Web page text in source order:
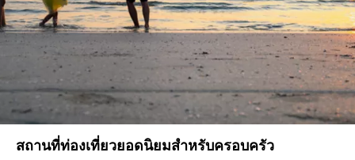
สถานที่ท่องเที่ยวยอดนิยมสำหรับครอบครัว